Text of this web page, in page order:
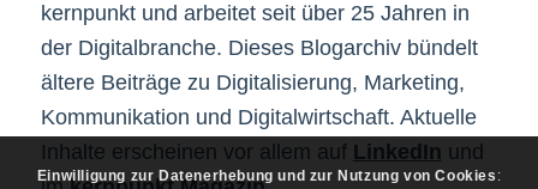
kernpunkt und arbeitet seit über 25 Jahren in
der Digitalbranche. Dieses Blogarchiv bündelt
ältere Beiträge zu Digitalisierung, Marketing,
Kommunikation und Digitalwirtschaft. Aktuelle
Inhalte erscheinen vor allem auf LinkedIn und
Einwilligung zur Datenerhebung und zur Nutzung von Cookies :